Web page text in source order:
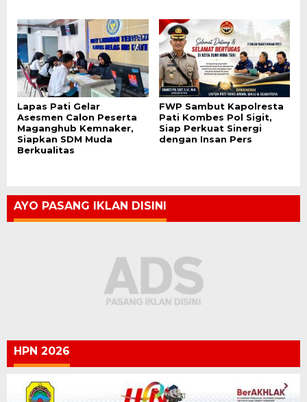
Lapas Pati Gelar
Asesmen Calon Peserta
Maganghub Kemnaker,
Siapkan SDM Muda
Berkualitas
FWP Sambut Kapolresta
Pati Kombes Pol Sigit,
Siap Perkuat Sinergi
dengan Insan Pers
AYO PASANG IKLAN DISINI
HPN 2026